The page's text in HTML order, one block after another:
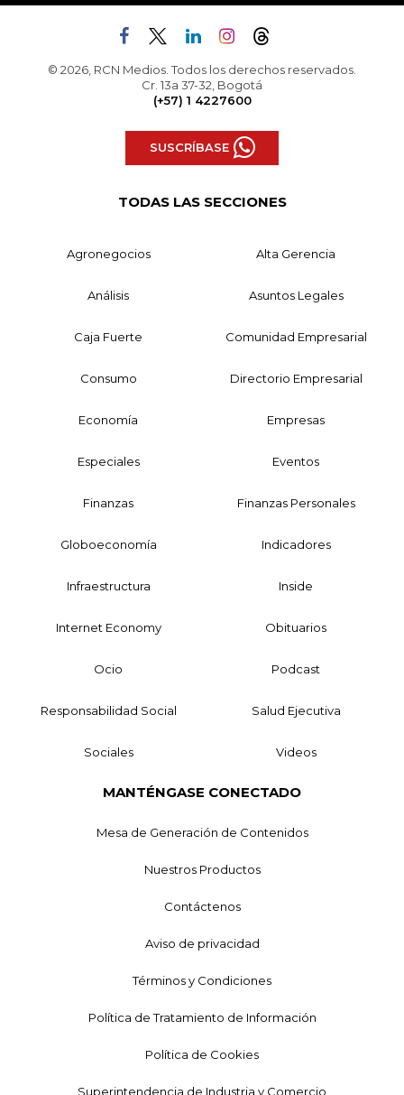
© 2026, RCN Medios. Todos los derechos reservados.
Cr. 13a 37-32, Bogotá
(+57) 1 4227600
SUSCRÍBASE
TODAS LAS SECCIONES
Agronegocios Alta Gerencia
Análisis Asuntos Legales
Caja Fuerte Comunidad Empresarial
Consumo Directorio Empresarial
Economía Empresas
Especiales Eventos
Finanzas Finanzas Personales
Globoeconomía Indicadores
Infraestructura Inside
Internet Economy Obituarios
Ocio Podcast
Responsabilidad Social Salud Ejecutiva
Sociales Videos
MANTÉNGASE CONECTADO
Mesa de Generación de Contenidos
Nuestros Productos
Contáctenos
Aviso de privacidad
Términos y Condiciones
Política de Tratamiento de Información
Política de Cookies
Superintendencia de Industria y Comercio